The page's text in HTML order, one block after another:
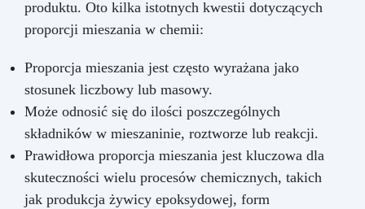
produktu. Oto kilka istotnych kwestii dotyczących
proporcji mieszania w chemii:
Proporcja mieszania jest często wyrażana jako
stosunek liczbowy lub masowy.
Może odnosić się do ilości poszczególnych
składników w mieszaninie, roztworze lub reakcji.
Prawidłowa proporcja mieszania jest kluczowa dla
skuteczności wielu procesów chemicznych, takich
jak produkcja żywicy epoksydowej, form